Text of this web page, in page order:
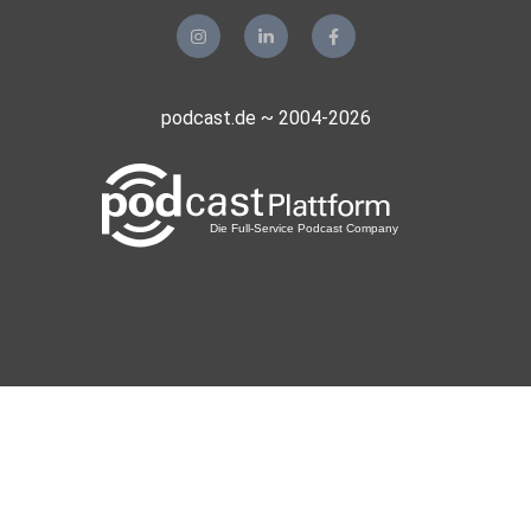
podcast.de ~ 2004-2026